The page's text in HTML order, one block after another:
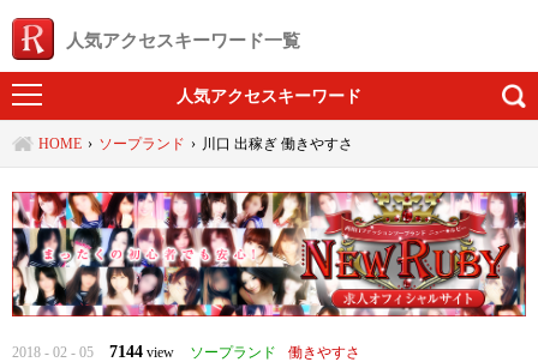
人気アクセスキーワード一覧
人気アクセスキーワード
HOME ソープランド 川口 出稼ぎ 働きやすさ
2018 - 02 - 05 7144 view ソープランド 働きやすさ